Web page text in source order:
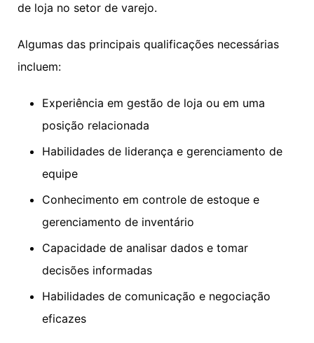
de loja no setor de varejo.
Algumas das principais qualificações necessárias
incluem:
Experiência em gestão de loja ou em uma
posição relacionada
Habilidades de liderança e gerenciamento de
equipe
Conhecimento em controle de estoque e
gerenciamento de inventário
Capacidade de analisar dados e tomar
decisões informadas
Habilidades de comunicação e negociação
eficazes